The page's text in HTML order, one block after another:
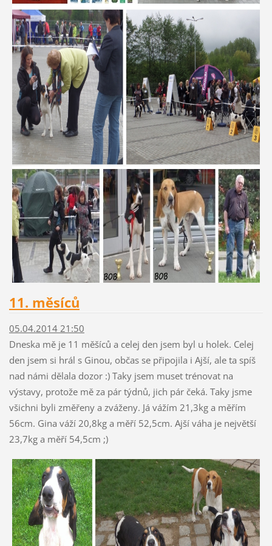
11. měsíců
05.04.2014 21:50
Dneska mě je 11 měšíců a celej den jsem byl u holek. Celej
den jsem si hrál s Ginou, občas se připojila i Ajší, ale ta spíš
nad námi dělala dozor :) Taky jsem muset trénovat na
výstavy, protože mě za pár týdnů, jich pár čeká. Taky jsme
všichni byli změřeny a zváženy. Já vážím 21,3kg a měřím
56cm. Gina váží 20,8kg a měří 52,5cm. Ajší váha je největší
23,7kg a měří 54,5cm ;)